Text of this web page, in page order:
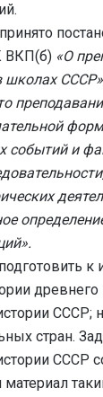
ВКП(б) «О
школах
событий и
СССР;
стран.
СССР